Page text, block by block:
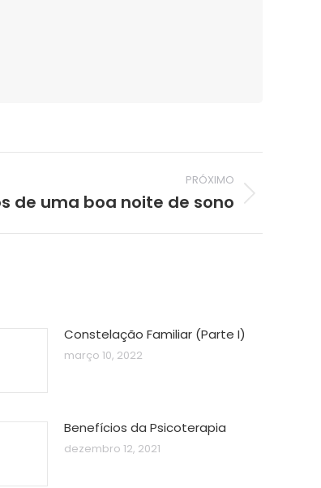
PRÓXIMO
de uma boa noite de sono
Constelação Familiar (Parte I)
março 10, 2022
Benefícios da Psicoterapia
dezembro 12, 2021